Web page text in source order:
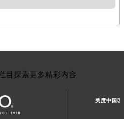
目探索更多精彩内容
美度中国区